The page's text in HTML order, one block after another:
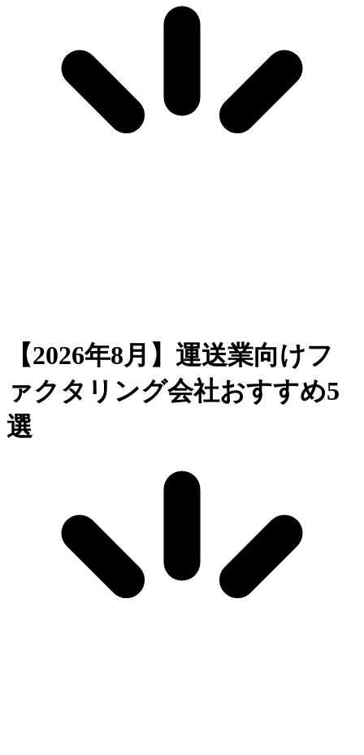
【2026年8月】運送業向けフ
ァクタリング会社おすすめ5
選